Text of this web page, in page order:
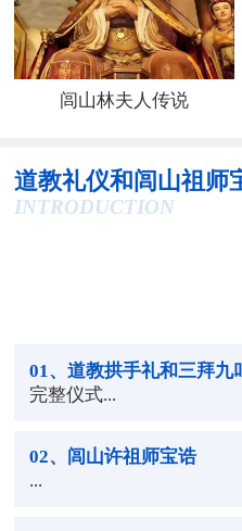
闾山林夫人传说
道教礼仪和闾山祖师
INTRODUCTION
01 、道教拱手礼和三拜九
完整仪式...
02、闾山许祖师宝诰
...